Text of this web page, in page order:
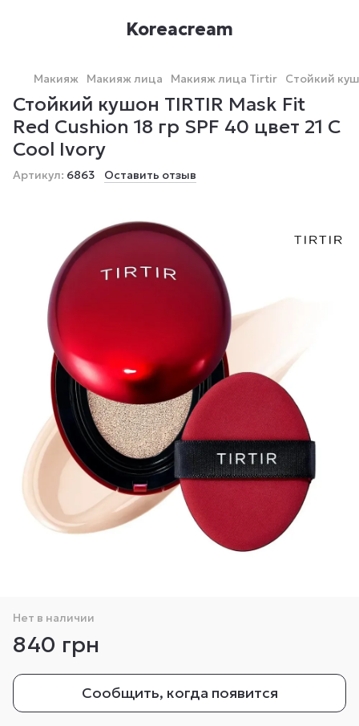
Koreacream
Макияж Макияж лица Макияж лица Tirtir Стойкий
Стойкий кушон TIRTIR Mask Fit
Red Cushion 18 гр SPF 40 цвет 21 С
Cool Ivory
Артикул: 6863 Оставить отзыв
Нет в наличии
840 грн
Сообщить, когда появится